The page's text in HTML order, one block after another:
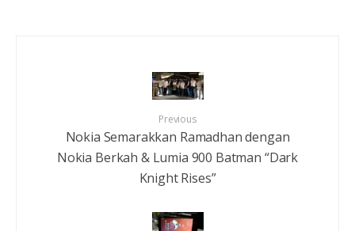
Previous
Nokia Semarakkan Ramadhan dengan
Nokia Berkah & Lumia 900 Batman “Dark
Knight Rises”